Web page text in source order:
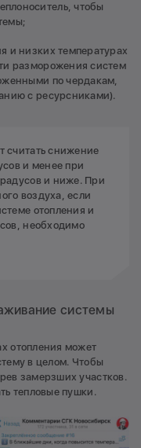
чтобы
и низких температурах
разморожения систем
по чердакам,
с ресурсниками).
считать снижение
и менее при
и ниже. При
воздуха, если
отопления и
необходимо
системы
отопления может
в целом. Чтобы
замерзших участков.
тепловые пушки.